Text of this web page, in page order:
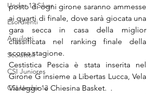
Under 13 Silver
Esordienti
Aquilotti
Scoiattoli
CSI Juniores
CSI Under 13
posto di ogni girone saranno ammesse
ai quarti di finale, dove sarà giocata una
gara secca in casa della miglior
classificata nel ranking finale della
scorsa stagione.
Cestistica Pescia è stata inserita nel
Girone G insieme a Libertas Lucca, Vela
Viareggio e Chiesina Basket.  .